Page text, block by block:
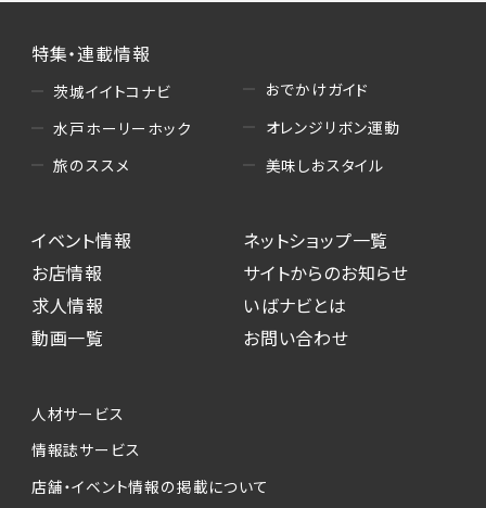
特集・連載情報
茨城イイトコナビ
水戸ホーリーホック
旅のススメ
おでかけガイド
オレンジリボン運動
美味しおスタイル
イベント情報
お店情報
求人情報
動画一覧
ネットショップ一覧
サイトからのお知らせ
いばナビとは
お問い合わせ
人材サービス
情報誌サービス
店舗・イベント情報の掲載について